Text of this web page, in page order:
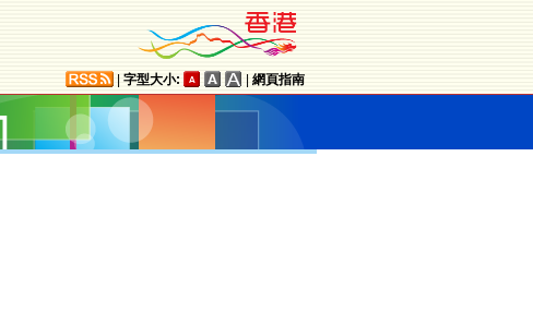
字型大小: 網頁指南